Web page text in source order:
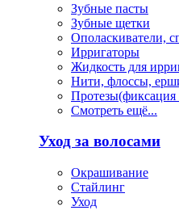
Зубные пасты
Зубные щетки
Ополаскиватели,
Ирригаторы
Жидкость для
Нити, флоссы,
Протезы(фиксация
Смотреть ещё...
Уход за волосами
Окрашивание
Стайлинг
Уход